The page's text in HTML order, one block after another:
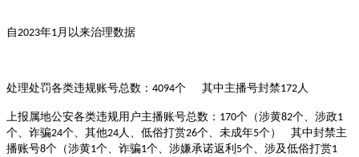
自2023年1 月以来治理数据
处理处罚各类违规账号总数： 4094个 其中主播号封禁172人
上报属地公安各类违规用户主播账号总数： 170个（涉黄82个、涉政1
个、诈骗24个、其他24 人、低俗打赏26个、未成年5个） 其中封禁主
播账号8个（涉黄1个、诈骗1个、涉嫌承诺返利 5个、涉及低俗打赏1